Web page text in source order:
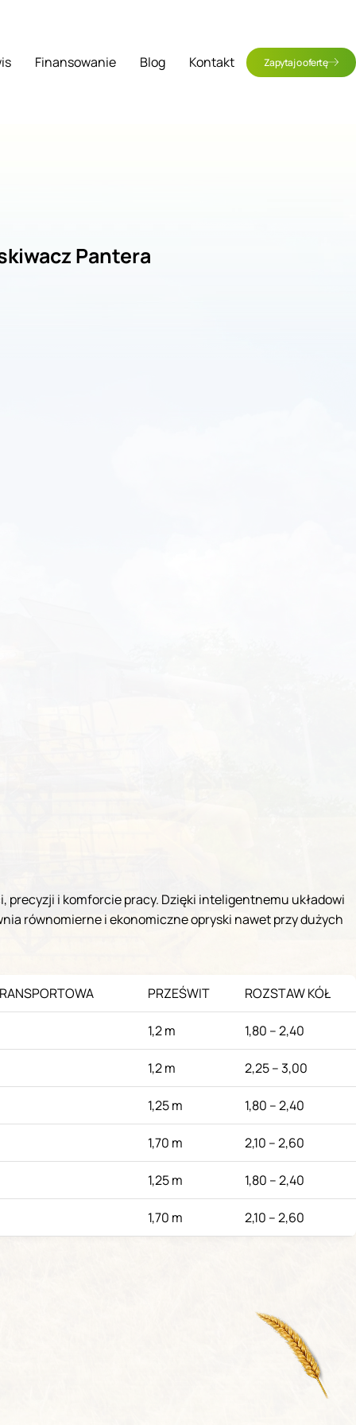
Finansowanie Blog Kontakt Zapytaj o ofertę
Pantera
i komforcie pracy. Dzięki inteligentnemu układowi
równomierne i ekonomiczne opryski nawet przy dużych
PRZEŚWIT ROZSTAW KÓŁ
1,2 m 1,80 – 2,40
1,2 m 2,25 – 3,00
1,25 m 1,80 – 2,40
1,70 m 2,10 – 2,60
1,25 m 1,80 – 2,40
1,70 m 2,10 – 2,60